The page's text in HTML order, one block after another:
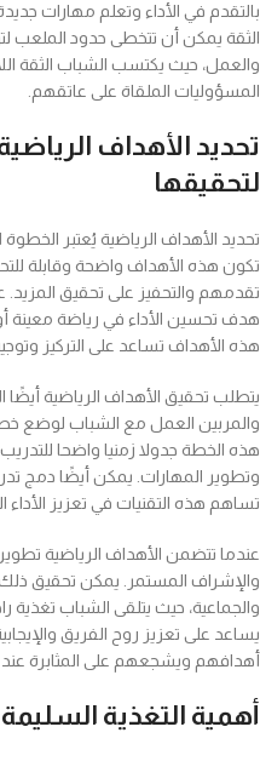
بالتقدم في الأداء وتعلم مهارات
الثقة يمكن أن تتخطى حدود الملعب
والعمل، حيث يكتسب الشباب الثقة
المسؤوليات الملقاة على عاتقهم.
تحديد الأهداف
لتحقيقها
تحديد الأهداف الرياضية يُعتبر
تكون هذه الأهداف واضحة وقابلة
تقدمهم والتحفيز على تحقيق المزيد.
هدف تحسين الأداء في رياضة معينة
هذه الأهداف تساعد على التركيز
يتطلب تحقيق الأهداف الرياضية
والمربين العمل مع الشباب لوضع
هذه الخطة جدولا زمنيا واضحا
وتطوير المهارات. يمكن أيضًا دمج
تساهم هذه التقنيات في تعزيز الأداء
عندما تتضمن الأهداف الرياضية
والإشراف المستمر. يمكن تحقيق
والجماعية، حيث يتلقى الشباب تغذية
يساعد على تعزيز روح الفريق
أهدافهم ويشجعهم على المثابرة عند
أهمية التغذية